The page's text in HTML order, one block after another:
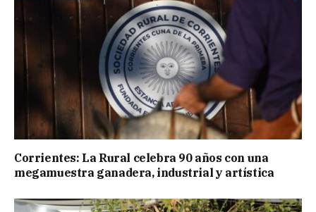
Corrientes: La Rural celebra 90 años con una
megamuestra ganadera, industrial y artística